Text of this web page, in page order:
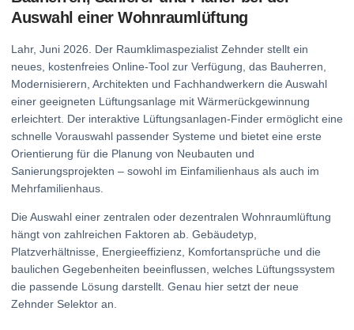
Auswahl einer Wohnraumlüftung
Lahr, Juni 2026. Der Raumklimaspezialist Zehnder stellt ein
neues, kostenfreies Online-Tool zur Verfügung, das Bauherren,
Modernisierern, Architekten und Fachhandwerkern die Auswahl
einer geeigneten Lüftungsanlage mit Wärmerückgewinnung
erleichtert. Der interaktive Lüftungsanlagen-Finder ermöglicht eine
schnelle Vorauswahl passender Systeme und bietet eine erste
Orientierung für die Planung von Neubauten und
Sanierungsprojekten – sowohl im Einfamilienhaus als auch im
Mehrfamilienhaus.
Die Auswahl einer zentralen oder dezentralen Wohnraumlüftung
hängt von zahlreichen Faktoren ab. Gebäudetyp,
Platzverhältnisse, Energieeffizienz, Komfortansprüche und die
baulichen Gegebenheiten beeinflussen, welches Lüftungssystem
die passende Lösung darstellt. Genau hier setzt der neue
Zehnder Selektor an.